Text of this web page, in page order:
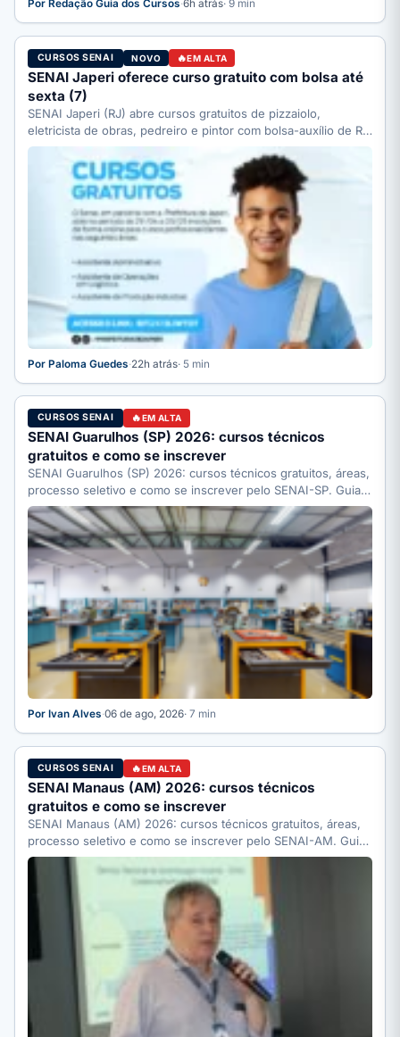
Por Redação Guia dos Cursos·6h atrás· 9 min
CURSOS SENAI NOVO EM ALTA
SENAI Japeri oferece curso gratuito com bolsa até
sexta (7)
SENAI Japeri (RJ) abre cursos gratuitos de pizzaiolo,
eletricista de obras, pedreiro e pintor com bolsa-auxílio de R$
…
Por Paloma Guedes·22h atrás· 5 min
CURSOS SENAI EM ALTA
SENAI Guarulhos (SP) 2026: cursos técnicos
gratuitos e como se inscrever
SENAI Guarulhos (SP) 2026: cursos técnicos gratuitos, áreas,
processo seletivo e como se inscrever pelo SENAI-SP. Guia
completo.
Por Ivan Alves·06 de ago, 2026· 7 min
CURSOS SENAI EM ALTA
SENAI Manaus (AM) 2026: cursos técnicos
gratuitos e como se inscrever
SENAI Manaus (AM) 2026: cursos técnicos gratuitos, áreas,
processo seletivo e como se inscrever pelo SENAI-AM. Guia
completo.